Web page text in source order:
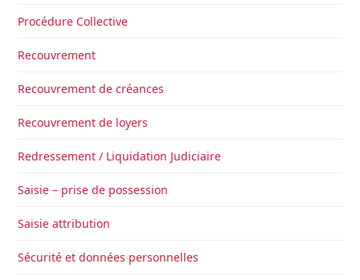
Procédure Collective
Recouvrement
Recouvrement de créances
Recouvrement de loyers
Redressement / Liquidation Judiciaire
Saisie – prise de possession
Saisie attribution
Sécurité et données personnelles